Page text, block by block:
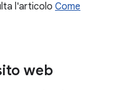
l'articolo Come
web